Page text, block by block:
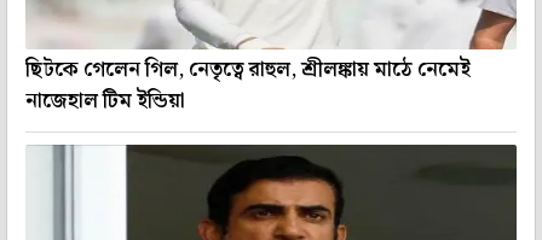
ছিটকে গেলেন গিল, নেতৃত্বে রাহুল, শ্রীলঙ্কায় মাঠে নেমেই
নাজেহাল টিম ইন্ডিয়া